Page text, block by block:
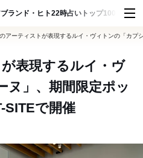
ブランド・ヒト22時占い トップ100 スナッ
アーティストが表現するルイ・ヴィトンの「カプ
表現するルイ・ヴ
ヌ」、期間限定ポッ
SITEで開催